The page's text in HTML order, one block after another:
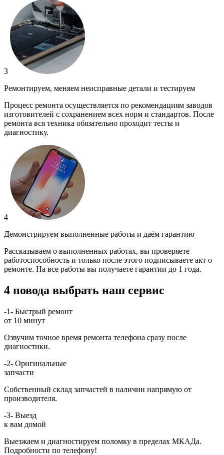
3
Ремонтируем, меняем неисправные детали и тестируем
Процесс ремонта осуществляется по рекомендациям заводов
изготовителей с сохранением всех норм и стандартов. После
ремонта вся техника обязательно проходит тесты и
диагностику.
4
Демонстрируем выполненные работы и даём гарантию
Рассказываем о выполненных работах, вы проверяете
работоспособность и только после этого подписываете акт о
ремонте. На все работы вы получаете гарантии до 1 года.
4 повода выбрать наш сервис
-1- Быстрый ремонт
от 10 минут
Озвучим точное время ремонта телефона сразу после
диагностики.
-2- Оригинальные
запчасти
Собственный склад запчастей в наличии напрямую от
производителя.
-3- Выезд
к вам домой
Выезжаем и диагностируем поломку в пределах МКАДа.
Подробности по телефону!